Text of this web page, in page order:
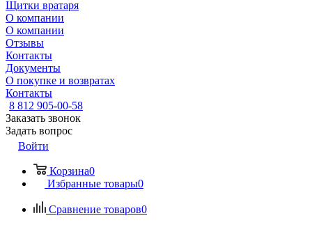
Щитки вратаря
О компании
О компании
Отзывы
Контакты
Документы
О покупке и возвратах
Контакты
8 812 905-00-58
Заказать звонок
Задать вопрос
Войти
Корзина0
Избранные товары0
Сравнение товаров0